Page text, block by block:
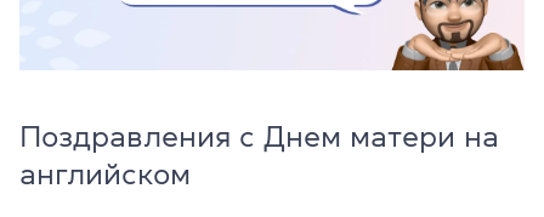
Поздравления с Днем матери на
английском